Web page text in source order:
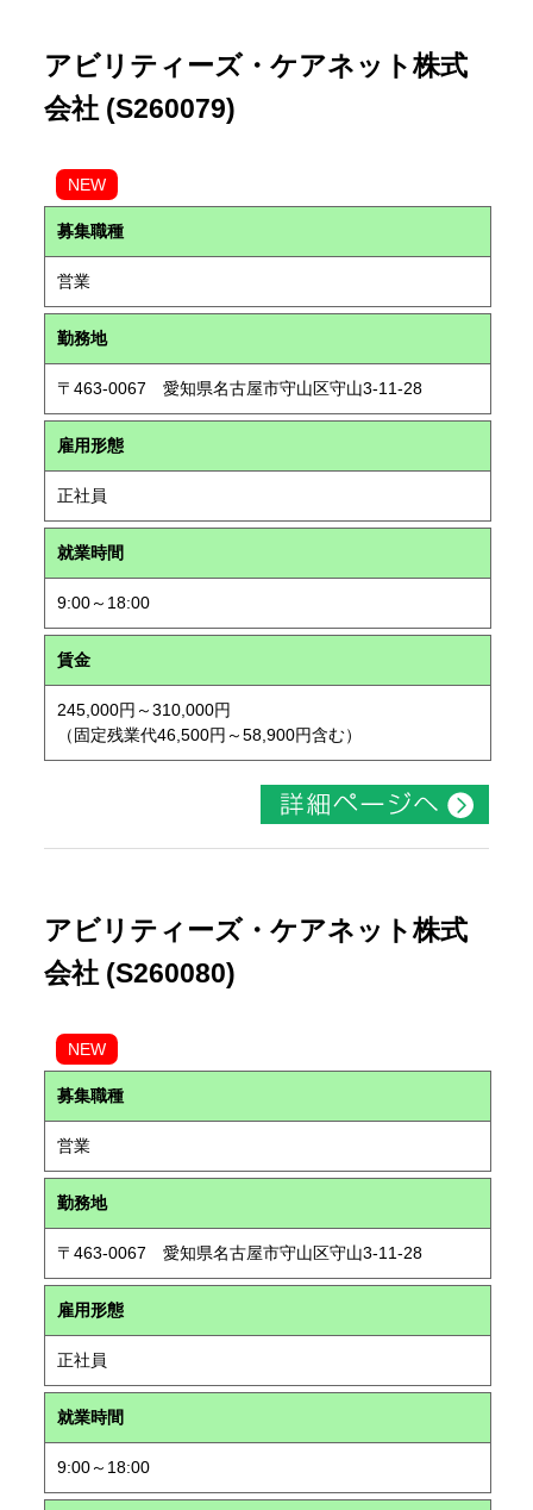
アビリティーズ・ケアネット株式
会社 (S260079)
NEW
募集職種
営業
勤務地
〒463-0067 愛知県名古屋市守山区守山3-11-28
雇用形態
正社員
就業時間
9:00～18:00
賃金
245,000円～310,000円
（固定残業代46,500円～58,900円含む）
アビリティーズ・ケアネット株式
会社 (S260080)
NEW
募集職種
営業
勤務地
〒463-0067 愛知県名古屋市守山区守山3-11-28
雇用形態
正社員
就業時間
9:00～18:00